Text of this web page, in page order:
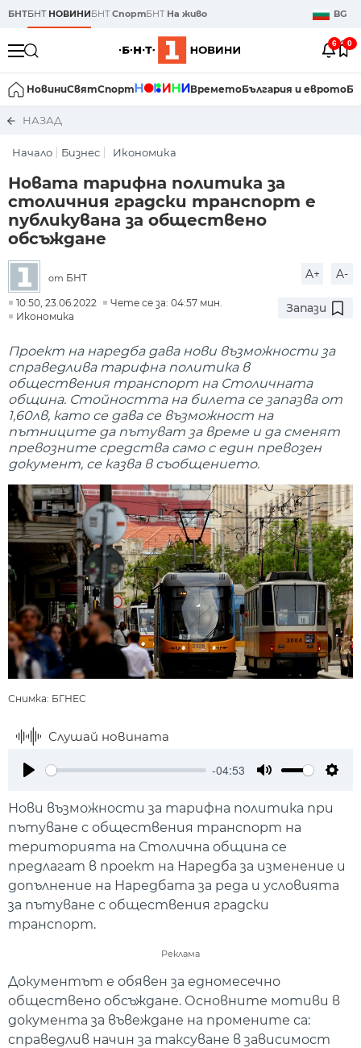
БНТБНТ НОВИНИБНТСпортБНТ На живо BG
6 0
НовиниСвятСпорт ВреметоБългария и еврото
НАЗАД
Начало Бизнес Икономика
Новата тарифна политика за
столичния градски транспорт е
публикувана за обществено
обсъждане
от БНТ A+ A-
10:50, 23.06.2022
Чете се за: 04:57 мин.
Икономика
Запази
Проект на наредба дава нови възможности за
справедлива тарифна политика в
обществения транспорт на Столичната
община. Стойността на билета се запазва от
1,60лв, като се дава се възможност на
пътниците да пътуват за време и да сменят
превозните средства само с един превозен
документ, се казва в съобщението.
Снимка: БГНЕС
Слушай новината
-04:53
Нови възможности за тарифна политика при
пътуване с обществения транспорт на
територията на Столична община се
предлагат в проект на Наредба за изменение и
допълнение на Наредбата за реда и условията
за пътуване с обществения градски
транспорт.
Реклама
Документът е обявен за едномесечно
обществено обсъждане. Основните мотиви в
документа за въвеждане на промените са:
справедлив начин за таксуване в зависимост